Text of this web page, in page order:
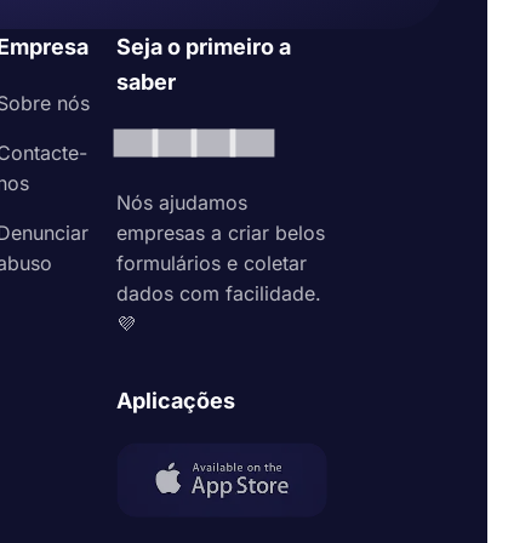
nós
Seja o primeiro a
saber
Nós ajudamos
empresas a criar belos
formulários e coletar
dados com facilidade.
💜
Aplicações